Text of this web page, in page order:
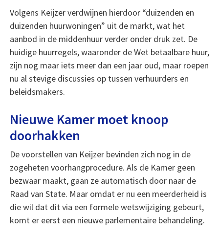
Volgens Keijzer verdwijnen hierdoor “duizenden en
duizenden huurwoningen” uit de markt, wat het
aanbod in de middenhuur verder onder druk zet. De
huidige huurregels, waaronder de Wet betaalbare huur,
zijn nog maar iets meer dan een jaar oud, maar roepen
nu al stevige discussies op tussen verhuurders en
beleidsmakers.
Nieuwe Kamer moet knoop
doorhakken
De voorstellen van Keijzer bevinden zich nog in de
zogeheten voorhangprocedure. Als de Kamer geen
bezwaar maakt, gaan ze automatisch door naar de
Raad van State. Maar omdat er nu een meerderheid is
die wil dat dit via een formele wetswijziging gebeurt,
komt er eerst een nieuwe parlementaire behandeling.